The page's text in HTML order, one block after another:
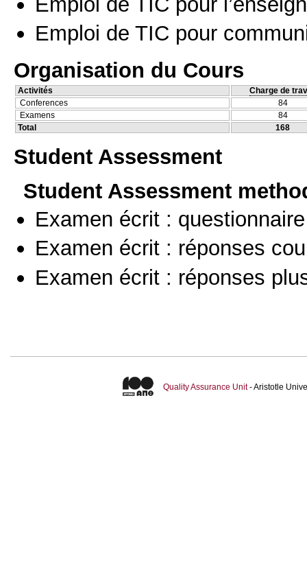
Emploi de TIC pour
Organisation du Cours
Activités
Charge de
Conferences
84
Examens
84
Total
168
Student Assessment
Student Assessment
Examen écrit :
Examen écrit : réponses
Examen écrit : réponses
Quality Assurance Unit- Aristotle